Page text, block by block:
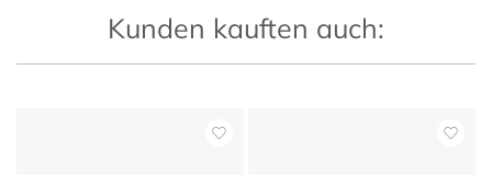
Kunden kauften auch: